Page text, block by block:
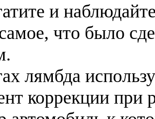
и
что было
лямбда
коррекции при